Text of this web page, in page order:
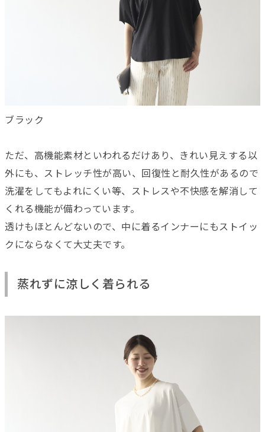
ブラック
ただ、高機能素材といわれるだけあり、きれい見えする以
外にも、ストレッチ性が高い、回復性と耐久性があるので
洗濯をしてもよれにくい等、ストレスや不快感を解消して
くれる機能が備わっています。
透けもほとんどないので、中に着るインナーにもストイッ
クにならなくて大丈夫です。
蒸れずに涼しく着られる